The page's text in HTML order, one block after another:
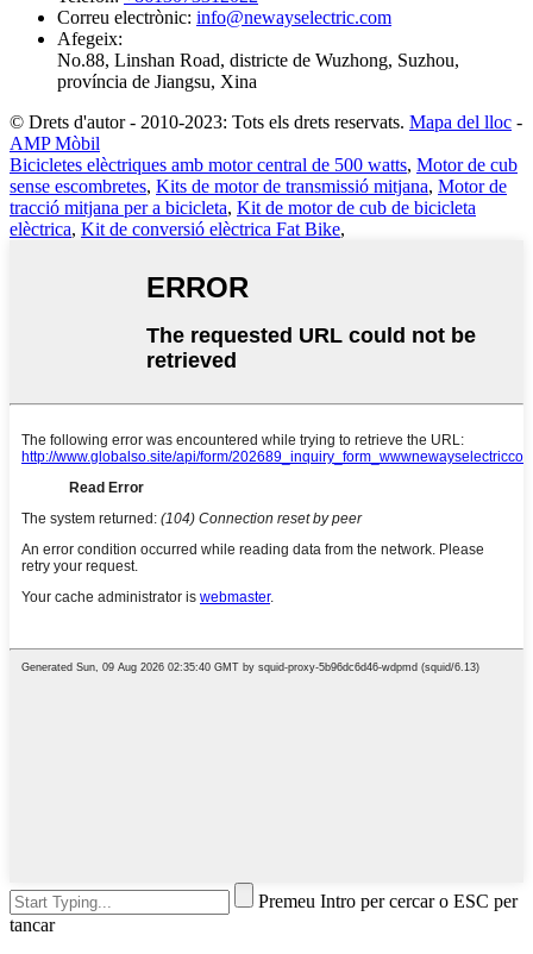
Correu electrònic: info@newayselectric.com
Afegeix:
No.88, Linshan Road, districte de Wuzhong, Suzhou,
província de Jiangsu, Xina
© Drets d'autor - 2010-2023: Tots els drets reservats. Mapa del lloc -
AMP Mòbil
Bicicletes elèctriques amb motor central de 500 watts, Motor de cub
sense escombretes, Kits de motor de transmissió mitjana, Motor de
tracció mitjana per a bicicleta, Kit de motor de cub de bicicleta
elèctrica, Kit de conversió elèctrica Fat Bike,
Premeu Intro per cercar o ESC per
tancar